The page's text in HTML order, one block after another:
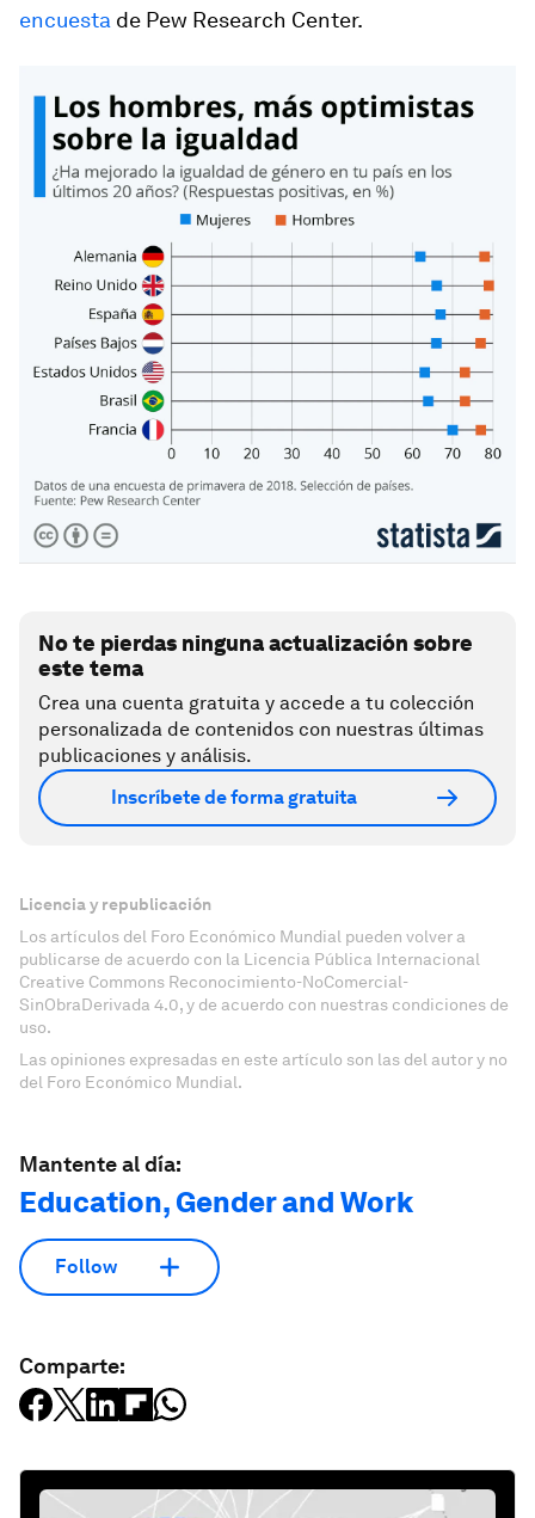
encuesta de Pew Research Center.
No te pierdas ninguna actualización sobre
este tema
Crea una cuenta gratuita y accede a tu colección
personalizada de contenidos con nuestras últimas
publicaciones y análisis.
Inscríbete de forma gratuita
Licencia y republicación
Los artículos del Foro Económico Mundial pueden volver a
publicarse de acuerdo con la Licencia Pública Internacional
Creative Commons Reconocimiento-NoComercial-
SinObraDerivada 4.0, y de acuerdo con nuestras condiciones de
uso.
Las opiniones expresadas en este artículo son las del autor y no
del Foro Económico Mundial.
Mantente al día:
Education, Gender and Work
Follow
Comparte: